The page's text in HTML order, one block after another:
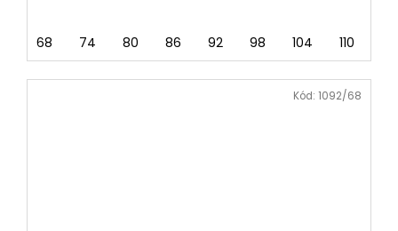
68 74 80 86 92 98 104 110
Kód: 1092/68